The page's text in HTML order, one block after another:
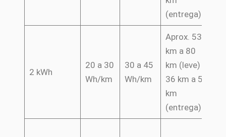
(entrega)
2 kWh
20 a 30
Wh/km
30 a 45
Wh/km
Aprox. 53
km a 80
km (leve) /
36 km a 53
km
(entrega)